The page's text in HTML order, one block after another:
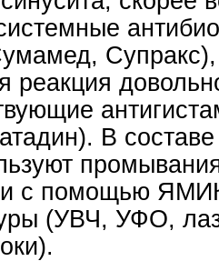
реакция
В
с помощью
(УВЧ, УФО,